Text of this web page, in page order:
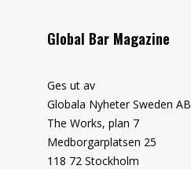
Global Bar Magazine
Ges ut av
Globala Nyheter Sweden AB
The Works, plan 7
Medborgarplatsen 25
118 72 Stockholm